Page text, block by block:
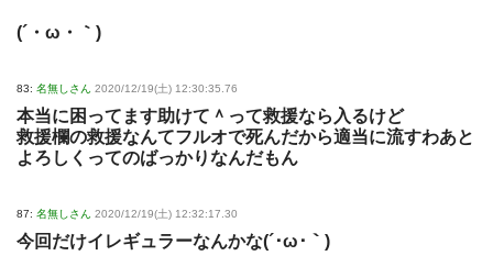
(´・ω・｀)
83: 名無しさん 2020/12/19(土) 12:30:35.76
本当に困ってます助けて＾って救援なら入るけど
救援欄の救援なんてフルオで死んだから適当に流すわあと
よろしくってのばっかりなんだもん
87: 名無しさん 2020/12/19(土) 12:32:17.30
今回だけイレギュラーなんかな(´･ω･｀)